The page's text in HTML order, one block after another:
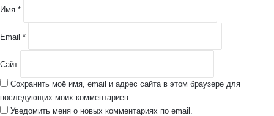
йИмя *
Email *
Сайт
Сохранить моё имя, email и адрес сайта в этом браузере для
последующих моих комментариев.
Уведомить меня о новых комментариях по email.